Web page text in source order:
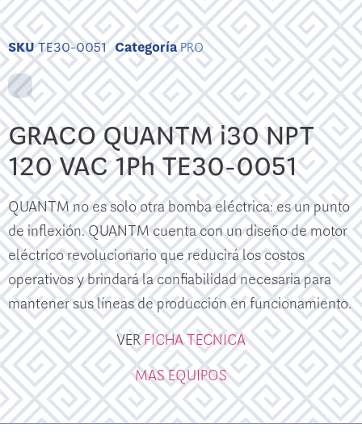
SKUTE30-0051 CategoríaPRO
GRACO QUANTM i30 NPT
120 VAC 1Ph TE30-0051
QUANTM no es solo otra bomba eléctrica: es un punto
de inflexión. QUANTM cuenta con un diseño de motor
eléctrico revolucionario que reducirá los costos
operativos y brindará la confiabilidad necesaria para
mantener sus líneas de producción en funcionamiento.
VERFICHA TECNICA
MAS EQUIPOS